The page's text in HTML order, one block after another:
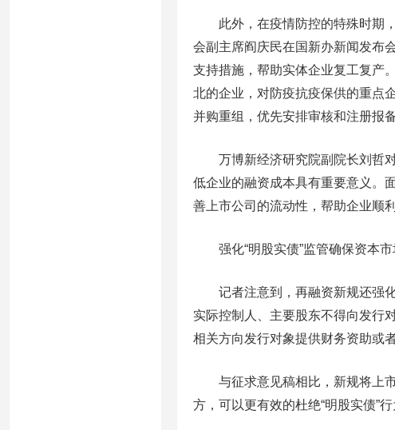
此外，在疫情防控的特殊时期，
会副主席阎庆民在国新办新闻发布
支持措施，帮助实体企业复工复产
北的企业，对防疫抗疫保供的重点
并购重组，优先安排审核和注册报备
万博新经济研究院副院长刘哲对
低企业的融资成本具有重要意义。
善上市公司的流动性，帮助企业顺利
强化“明股实债”监管确保资本市
记者注意到，再融资新规还强化
实际控制人、主要股东不得向发行
相关方向发行对象提供财务资助或
与征求意见稿相比，新规将上市
方，可以更有效的杜绝“明股实债”